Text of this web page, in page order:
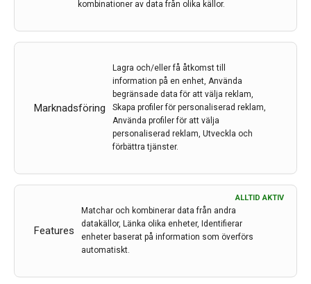
kombinationer av data från olika källor.
Marknadsföring
Lagra och/eller få åtkomst till
information på en enhet, Använda
begränsade data för att välja reklam,
Skapa profiler för personaliserad reklam,
Använda profiler för att välja
personaliserad reklam, Utveckla och
förbättra tjänster.
Features
ALLTID AKTIV
Matchar och kombinerar data från andra
datakällor, Länka olika enheter, Identifierar
enheter baserat på information som överförs
automatiskt.
Utjämning av sociala ojämlikheter kan rädda liv
Personer med låg utbildning och låg inkomst kan löpa
en tioprocentigt ökad risk för att dö eller vara
beroende av hjälp tre månader efter stroke, jämfört